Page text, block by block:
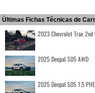
Últimas Fichas Técnicas de
2023 Chevrolet Trax 2nd
2025 Deepal S05 AWD
2025 Deepal S05 1.5